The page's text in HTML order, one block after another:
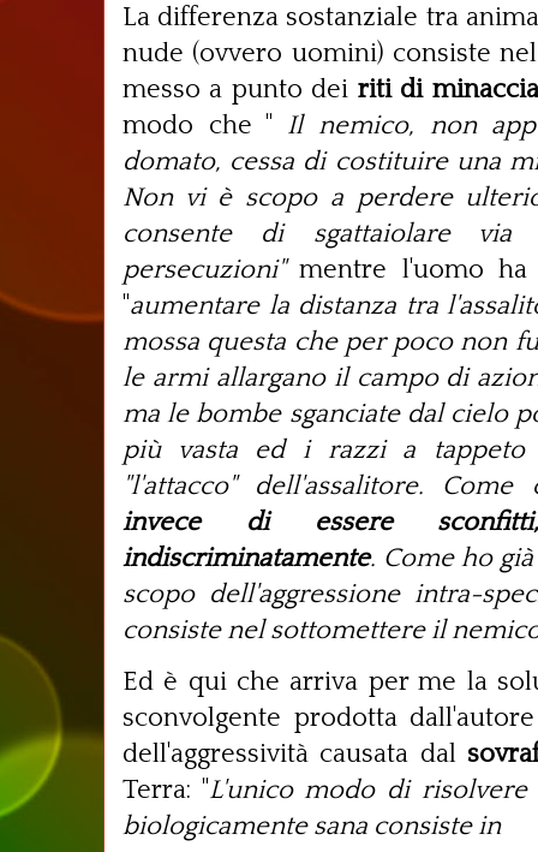
La differenza sostanziale tra
nude (ovvero uomini) consiste
messo a punto dei riti di
modo che " Il nemico, non
domato, cessa di costituire una
Non vi è scopo a perdere
consente di sgattaiolare
persecuzioni"mentre l'uomo
"aumentare la distanza tra
mossa questa che per poco non
le armi allargano il campo di
ma le bombe sganciate dal cielo
più vasta ed i razzi a tappeto
"l'attacco" dell'assalitore. Come
invece di essere
indiscriminatamente. Come ho
scopo dell'aggressione intra-
consiste nel sottomettere il
Ed è qui che arriva per me la
sconvolgente prodotta
dell'aggressività causata dal
Terra: "L'unico modo di
biologicamente sana consiste in